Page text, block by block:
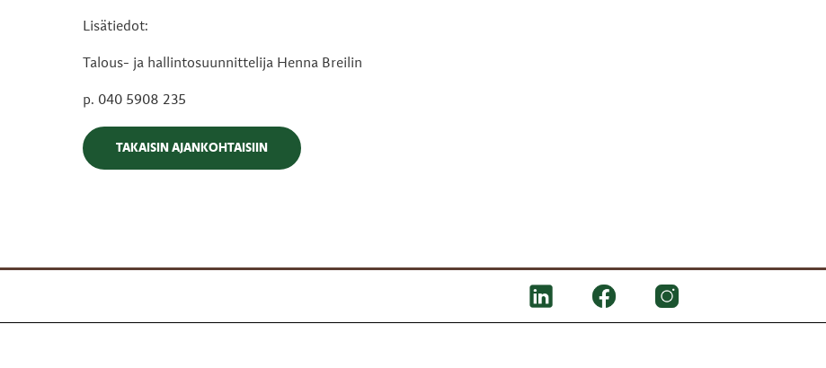
Lisätiedot:
Talous- ja hallintosuunnittelija Henna Breilin
p. 040 5908 235
TAKAISIN AJANKOHTAISIIN